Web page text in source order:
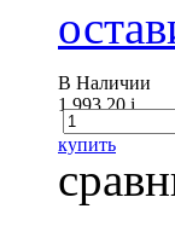
В Наличии
1 993.20i
купить